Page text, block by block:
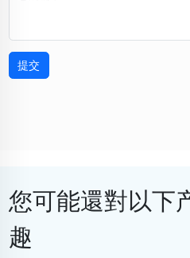
提交
您可能還對以下
趣